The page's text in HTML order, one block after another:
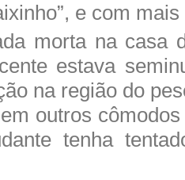
e com
morta na casa
estava
na região do
outros
tenha